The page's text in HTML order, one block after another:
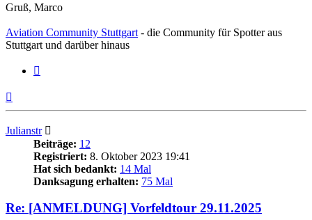
Gruß, Marco
Aviation Community Stuttgart - die Community für Spotter aus
Stuttgart und darüber hinaus
Julianstr
Beiträge: 12
Registriert: 8. Oktober 2023 19:41
Hat sich bedankt: 14 Mal
Danksagung erhalten: 75 Mal
Re: [ANMELDUNG] Vorfeldtour 29.11.2025